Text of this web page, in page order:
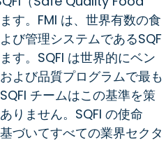
す。FMI は、世界有数の食
び管理システムであるSQF
す。SQFI は世界的にベン
よび品質プログラムで最も
チームはこの基準を策
りません。SQFI の使命
づいてすべての業界セクタ